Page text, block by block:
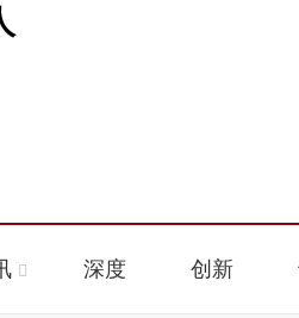
深度 创新